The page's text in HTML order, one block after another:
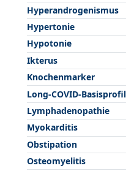
Hyperandrogenismus
Hypertonie
Hypotonie
Ikterus
Knochenmarker
Long-COVID-Basisprofil
Lymphadenopathie
Myokarditis
Obstipation
Osteomyelitis